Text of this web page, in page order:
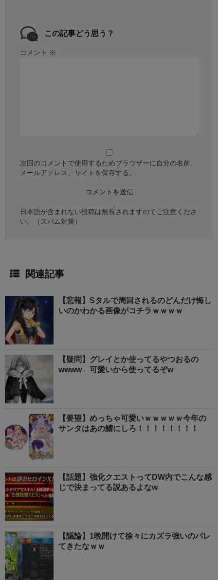
この記事どう思う？
コメント ※
次回のコメントで使用するためブラウザーに自分の名前、
メールアドレス、サイトを保存する。
日本語が含まれない投稿は無視されますのでご注意くださ
い。（スパム対策）
関連記事
【悲報】Sタルで周回されるのどんだけ悔し
いのかわかる画像がコチラｗｗｗｗ
【疑問】グレイとか使ってるやつおるの
wwww←可愛いから使ってるぞw
【要望】めっちゃ可愛いｗｗｗｗｗ今年の
サンタはあの鯖にしろ！！！！！！！！
【話題】強化クエストってDW内でこんな感
じで決まってる説あるよなw
【議論】1晩開けて徐々にカズラ強いのバレ
てきたなｗｗ